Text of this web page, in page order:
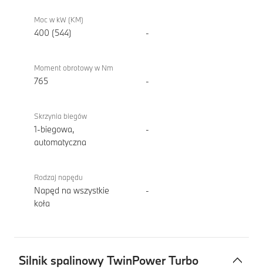
Moc w kW (KM)
400 (544) -
Moment obrotowy w Nm
765 -
Skrzynia biegów
1-biegowa,
automatyczna
-
Rodzaj napędu
Napęd na wszystkie
koła
-
Silnik spalinowy TwinPower Turbo